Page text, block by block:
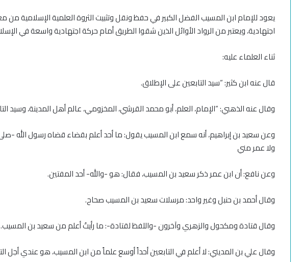
يعود للإمام ابن المسيب الفضل الكبير في حفظ ونقل وتثبيت الثروة العلمية الإسلامية من
اجتهادية، ويعتبر من الرواد الأوائل الذين شقوا الطريق أمام حركة اجتهادية واسعة في
ثناء العلماء عليه:
قال عنه ابن كثير:“سيد التابعين على الإطلاق.
وقال عنه الذهبي:“الإمام، العلم، أبو محمد القرشي، المخزومي، عالم أهل المدينة، وسيد
وعن سعيد بن إبراهيم، أنه سمع ابن المسيب يقول: ما أحد أعلم بقضاء قضاه رسول الله -صلى
ولا عمر مني
وعن نافع:أن ابن عمر ذكر سعيد بن المسيب، فقال: هو -والله- أحد المفتين.
وقال أحمد بن حنبل وغير واحد: مرسلات سعيد بن المسيب صحاح.
وقال قتادة ومكحول والزهري وآخرون-واللفظ لقتادة-: ما رأيتُ أعلم من سعيد بن المسيب.
وقال علي بن المديني: لا أعلم في التابعين أحداً أوسع علماً من ابن المسيب، هو عندي أجل